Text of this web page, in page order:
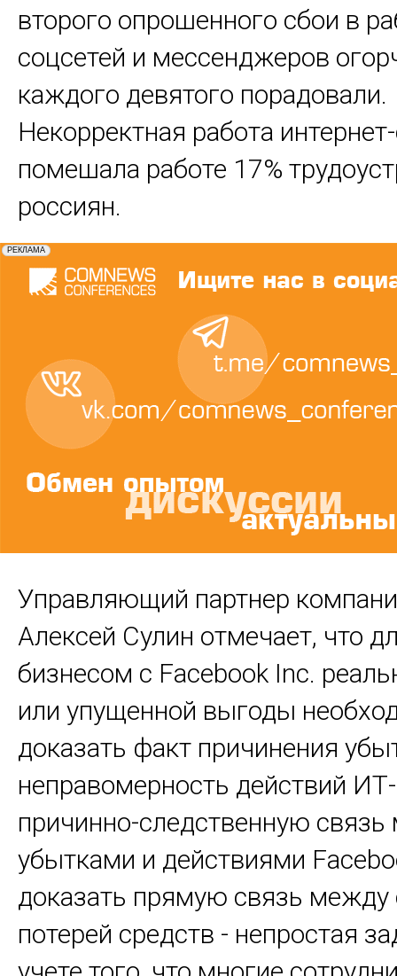
второго опрошенного сбои в
соцсетей и мессенджеров
каждого девятого порадовали.
Некорректная работа
помешала работе 17%
россиян.
Управляющий партнер
Алексей Сулин отмечает, что
бизнесом с Facebook Inc.
или упущенной выгоды
доказать факт причинения
неправомерность действий
причинно-следственную
убытками и действиями
доказать прямую связь между
потерей средств - непростая